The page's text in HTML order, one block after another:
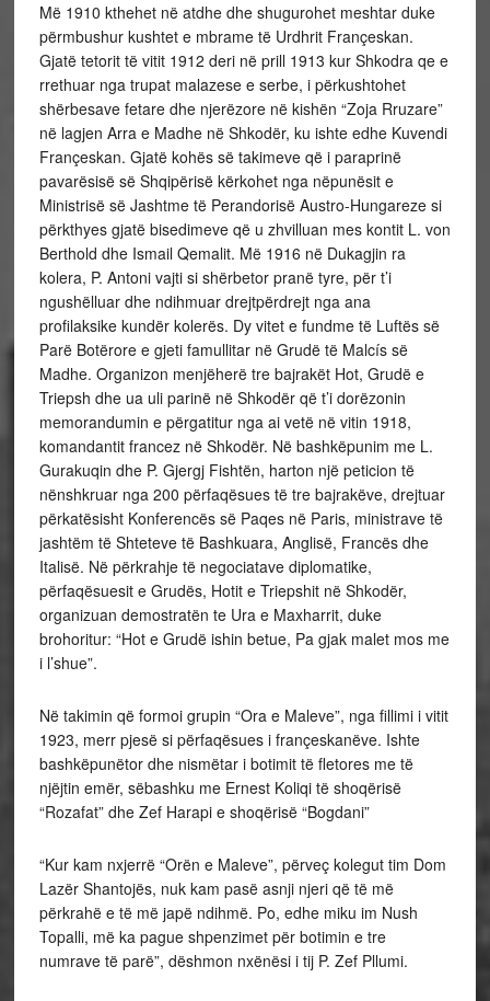
Më 1910 kthehet në atdhe dhe shugurohet meshtar duke
përmbushur kushtet e mbrame të Urdhrit Françeskan.
Gjatë tetorit të vitit 1912 deri në prill 1913 kur Shkodra qe e
rrethuar nga trupat malazese e serbe, i përkushtohet
shërbesave fetare dhe njerëzore në kishën “Zoja Rruzare”
në lagjen Arra e Madhe në Shkodër, ku ishte edhe Kuvendi
Françeskan. Gjatë kohës së takimeve që i paraprinë
pavarësisë së Shqipërisë kërkohet nga nëpunësit e
Ministrisë së Jashtme të Perandorisë Austro-Hungareze si
përkthyes gjatë bisedimeve që u zhvilluan mes kontit L. von
Berthold dhe Ismail Qemalit. Më 1916 në Dukagjin ra
kolera, P. Antoni vajti si shërbetor pranë tyre, për t’i
ngushëlluar dhe ndihmuar drejtpërdrejt nga ana
profilaksike kundër kolerës. Dy vitet e fundme të Luftës së
Parë Botërore e gjeti famullitar në Grudë të Malcís së
Madhe. Organizon menjëherë tre bajrakët Hot, Grudë e
Triepsh dhe ua uli parinë në Shkodër që t’i dorëzonin
memorandumin e përgatitur nga ai vetë në vitin 1918,
komandantit francez në Shkodër. Në bashkëpunim me L.
Gurakuqin dhe P. Gjergj Fishtën, harton një peticion të
nënshkruar nga 200 përfaqësues të tre bajrakëve, drejtuar
përkatësisht Konferencës së Paqes në Paris, ministrave të
jashtëm të Shteteve të Bashkuara, Anglisë, Francës dhe
Italisë. Në përkrahje të negociatave diplomatike,
përfaqësuesit e Grudës, Hotit e Triepshit në Shkodër,
organizuan demostratën te Ura e Maxharrit, duke
brohoritur: “Hot e Grudë ishin betue, Pa gjak malet mos me
i l’shue”.
Në takimin që formoi grupin “Ora e Maleve”, nga fillimi i vitit
1923, merr pjesë si përfaqësues i françeskanëve. Ishte
bashkëpunëtor dhe nismëtar i botimit të fletores me të
njëjtin emër, sëbashku me Ernest Koliqi të shoqërisë
“Rozafat” dhe Zef Harapi e shoqërisë “Bogdani”
“Kur kam nxjerrë “Orën e Maleve”, përveç kolegut tim Dom
Lazër Shantojës, nuk kam pasë asnji njeri që të më
përkrahë e të më japë ndihmë. Po, edhe miku im Nush
Topalli, më ka pague shpenzimet për botimin e tre
numrave të parë”, dëshmon nxënësi i tij P. Zef Pllumi.